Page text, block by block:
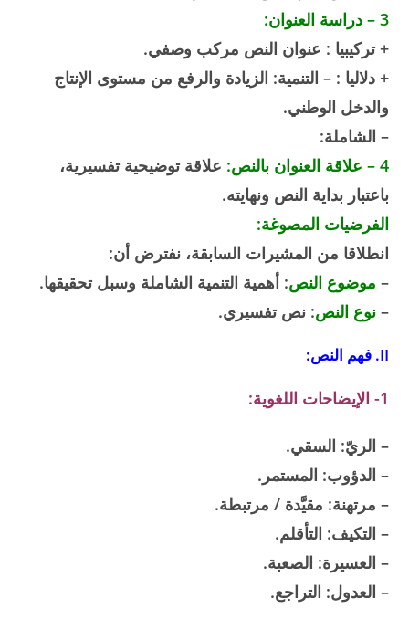
3 – دراسة العنوان:
+ تركيبيا : عنوان النص مركب وصفي.
+ دلاليا : – التنمية: الزيادة والرفع من مستوى الإنتاج
والدخل الوطني.
– الشاملة:
4 – علاقة العنوان بالنص:
علاقة توضيحية تفسيرية،
باعتبار بداية النص ونهايته.
الفرضيات المصوغة:
انطلاقا من المشيرات السابقة، نفترض أن:
– موضوع النص: أهمية التنمية الشاملة وسبل تحقيقها.
–نوع النص: نص تفسيري.
II. فهم النص:
1- الإيضاحات اللغوية:
– الريّ: السقي.
– الدؤوب: المستمر.
– مرتهنة: مقيَّدة / مرتبطة.
– التكيف: التأقلم.
– العسيرة: الصعبة.
– العدول: التراجع.